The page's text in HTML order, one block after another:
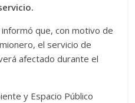
que, con motivo de
el servicio de
afectado durante el
y Espacio Público